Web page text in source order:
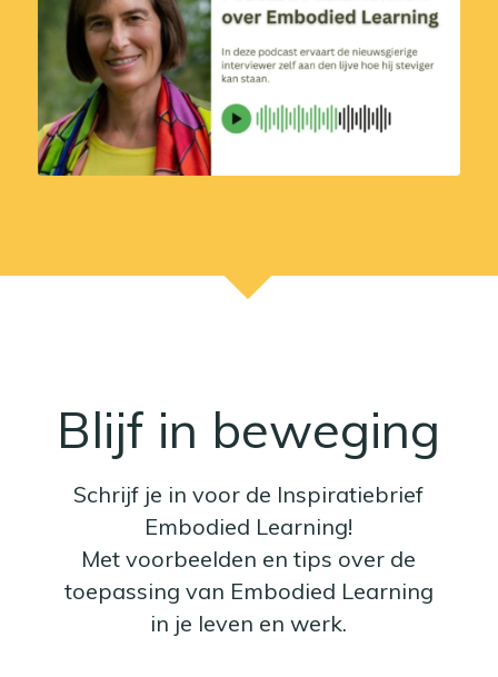
Blijf in beweging
Schrijf je in voor de Inspiratiebrief
Embodied Learning!
Met voorbeelden en tips over de
toepassing van Embodied Learning
in je leven en werk.